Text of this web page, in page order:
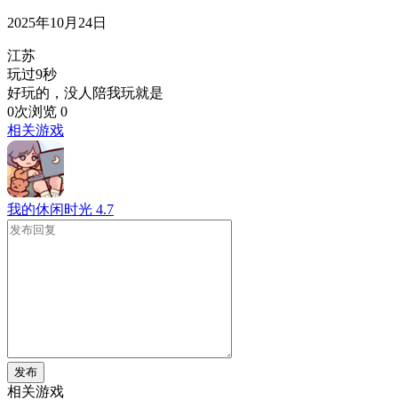
2025年10月24日
江苏
玩过9秒
好玩的，没人陪我玩就是
0次浏览 0
相关游戏
我的休闲时光 4.7
发布
相关游戏